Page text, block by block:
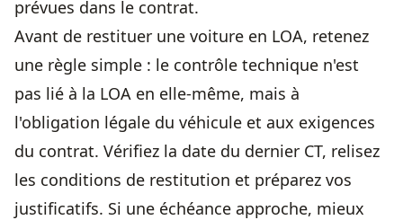
prévues dans le contrat.
Avant de restituer une voiture en LOA, retenez
une règle simple : le contrôle technique n'est
pas lié à la LOA en elle-même, mais à
l'obligation légale du véhicule et aux exigences
du contrat. Vérifiez la date du dernier CT, relisez
les conditions de restitution et préparez vos
justificatifs. Si une échéance approche, mieux